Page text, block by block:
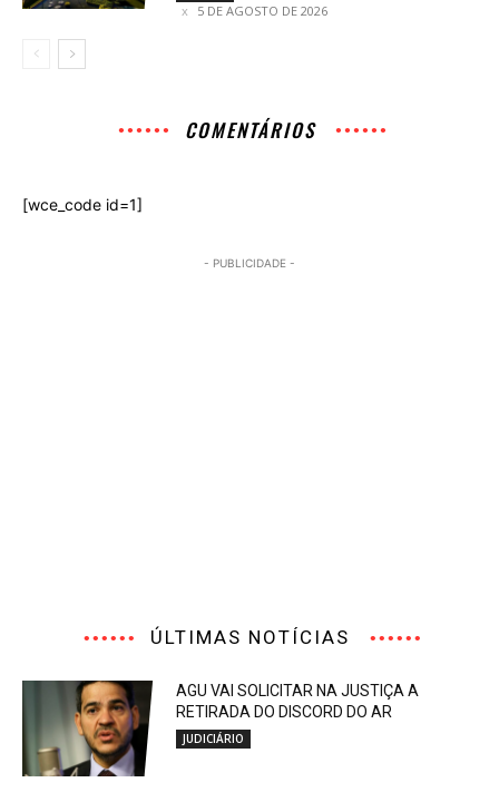
5 DE AGOSTO DE 2026
COMENTÁRIOS
[wce_code id=1]
- PUBLICIDADE -
ÚLTIMAS NOTÍCIAS
AGU VAI SOLICITAR NA JUSTIÇA A
RETIRADA DO DISCORD DO AR
JUDICIÁRIO